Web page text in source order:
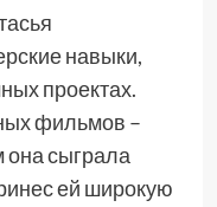
навыки,
проектах.
фильмов –
она сыграла
ей широкую